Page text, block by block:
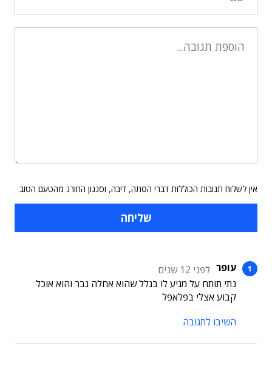
אין לשלוח תגובות הכוללות דברי הסתה, דיבה, וסגנון החורג מהטעם הטוב
עופר לפני 12 שנים
נתי תותח על מגיע לו בגלל שהוא אחלה גבר והוא אוכל
קבוע אצלי בפלאפל
השיבו לתגובה